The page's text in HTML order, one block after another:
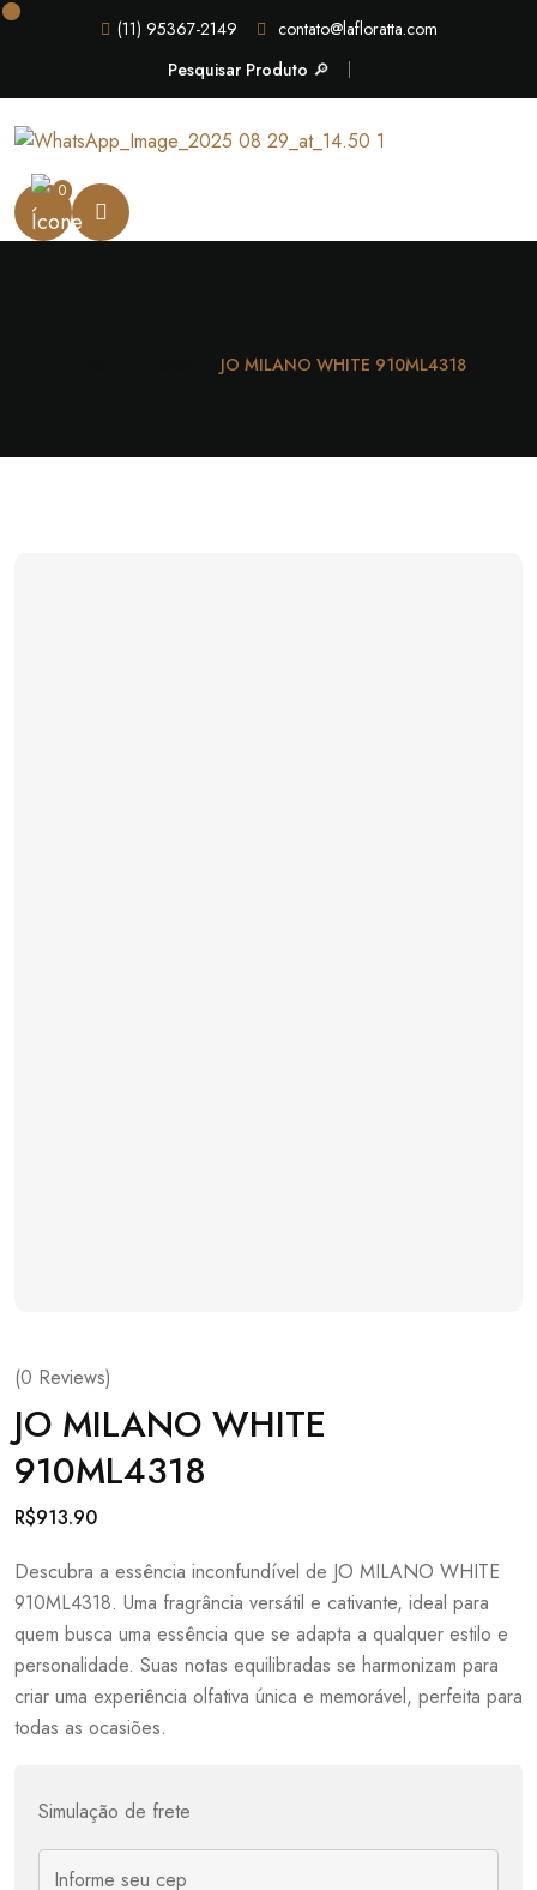
(11) 95367-2149
contato@lafloratta.com
Pesquisar Produto 🔎
0
JO MILANO WHITE 910ML4318
(0 Reviews)
JO MILANO WHITE
910ML4318
R$913.90
Descubra a essência inconfundível de JO MILANO WHITE
910ML4318. Uma fragrância versátil e cativante, ideal para
quem busca uma essência que se adapta a qualquer estilo e
personalidade. Suas notas equilibradas se harmonizam para
criar uma experiência olfativa única e memorável, perfeita para
todas as ocasiões.
Simulação de frete